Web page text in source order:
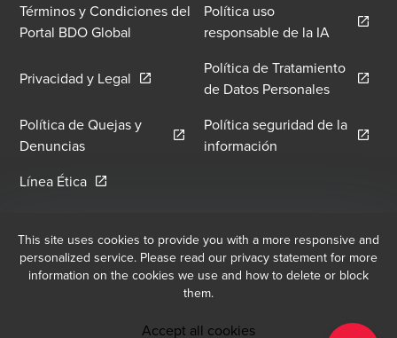
Términos y Condiciones del
Portal BDO Global
Política uso
responsable de la IA Opens in
Privacidad y Legal Opens in a new window/tab
Política de Tratamiento
de Datos PersonalesOpens in
Política de Quejas y
DenunciasOpens in a new window/tab
Política seguridad de la
información Opens in a new
Línea ÉticaOpens in a new window/tab
Registro de correo electrónico
En BDO, creemos que un servicio excepcional al cliente comienza
con la construcción de relaciones excepcionales. Regístrate para
recibir nuestras últimas actualizaciones.
This site uses cookies to provide you with a more responsive and
personalized service. Please read our privacy statement for more
information on the cookies we use and how to delete or block
them.
Accept all cookies